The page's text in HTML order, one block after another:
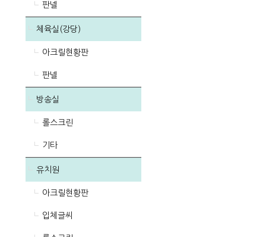
판넬
체육실(강당)
아크릴현황판
판넬
방송실
롤스크린
기타
유치원
아크릴현황판
입체글씨